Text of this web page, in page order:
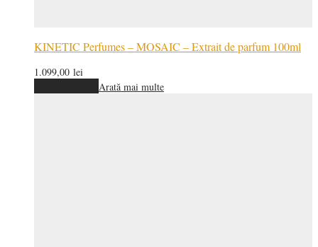
KINETIC Perfumes – MOSAIC – Extrait de parfum 100ml
1.099,00 lei
Arată mai multe